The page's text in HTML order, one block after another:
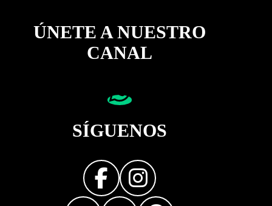
ÚNETE A NUESTRO
CANAL
SÍGUENOS